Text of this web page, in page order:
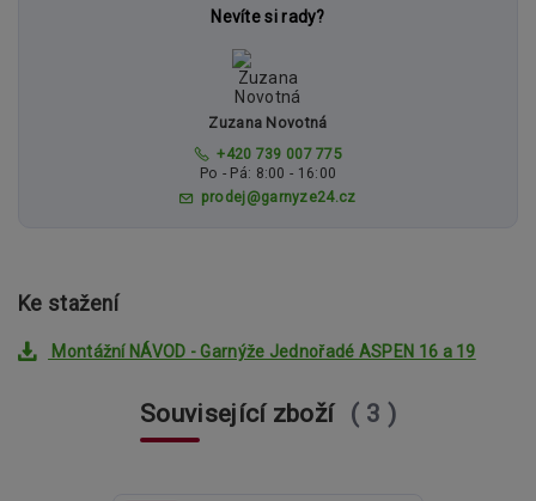
Nevíte si rady?
Zuzana Novotná
+420 739 007 775
Po - Pá: 8:00 - 16:00
prodej@garnyze24.cz
Ke stažení
Montážní NÁVOD - Garnýže Jednořadé ASPEN 16 a 19
Související zboží 3